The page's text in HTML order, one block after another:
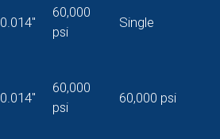
0.014"
60,000
psi
Single
0.014"
60,000
psi
60,000 psi